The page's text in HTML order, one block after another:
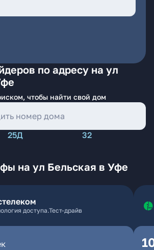
по адресу на ул
чтобы найти свой дом
25Д
32
на ул Бельская в Уфе
доступа.Тест-драйв